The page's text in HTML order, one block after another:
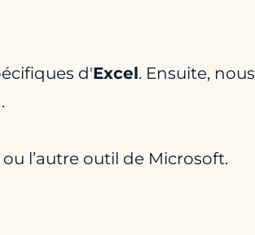
d'Excel. Ensuite, nous
.
l’autre outil de Microsoft.